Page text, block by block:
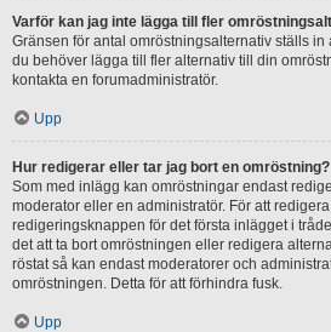
Varför kan jag inte lägga till fler
Gränsen för antal omröstningsalternativ ställs in
du behöver lägga till fler alternativ till din
kontakta en forumadministratör.
Upp
Hur redigerar eller tar jag bort en omröstning?
Som med inlägg kan omröstningar endast
moderator eller en administratör. För att
redigeringsknappen för det första inlägget i
det att ta bort omröstningen eller redigera
röstat så kan endast moderatorer och
omröstningen. Detta för att förhindra fusk.
Upp